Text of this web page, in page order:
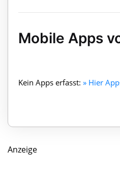
Mobile Apps
Kein Apps erfasst: » Hier
Anzeige